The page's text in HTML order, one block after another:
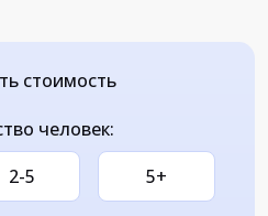
стоимость
человек:
2-5 5+